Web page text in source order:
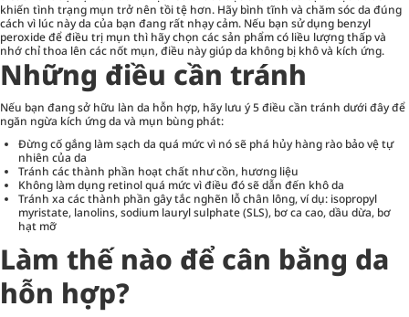
khiến tình trạng mụn trở nên tồi tệ hơn. Hãy bình tĩnh và chăm sóc da đúng
cách vì lúc này da của bạn đang rất nhạy cảm. Nếu bạn sử dụng benzyl
peroxide để điều trị mụn thì hãy chọn các sản phẩm có liều lượng thấp và
nhớ chỉ thoa lên các nốt mụn, điều này giúp da không bị khô và kích ứng.
Những điều cần tránh
Nếu bạn đang sở hữu làn da hỗn hợp, hãy lưu ý 5 điều cần tránh dưới đây để
ngăn ngừa kích ứng da và mụn bùng phát:
Đừng cố gắng làm sạch da quá mức vì nó sẽ phá hủy hàng rào bảo vệ tự
nhiên của da
Tránh các thành phần hoạt chất như cồn, hương liệu
Không làm dụng retinol quá mức vì điều đó sẽ dẫn đến khô da
Tránh xa các thành phần gây tắc nghẽn lỗ chân lông, ví dụ: isopropyl
myristate, lanolins, sodium lauryl sulphate (SLS), bơ ca cao, dầu dừa, bơ
hạt mỡ
Làm thế nào để cân bằng da
hỗn hợp?